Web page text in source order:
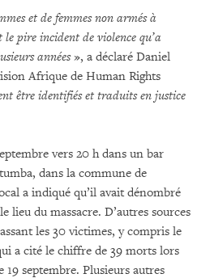
et de femmes non armés à
pire incident de violence qu’a
années», a déclaré Daniel
Afrique de Human Rights
être identifiés et traduits en justice
vers 20 h dans un bar
dans la commune de
a indiqué qu’il avait dénombré
lieu du massacre. D’autres sources
les 30 victimes, y compris le
a cité le chiffre de 39 morts lors
septembre. Plusieurs autres